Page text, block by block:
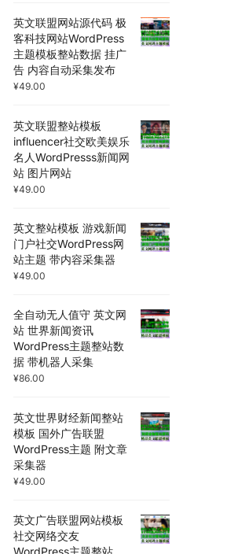
英文联盟网站源代码 极
客科技网站WordPress
主题模板整站数据 挂广
告 内容自动采集发布
¥49.00
英文联盟整站模板
influencer社交欧美娱乐
名人WordPresss新闻网
站 图片网站
¥49.00
英文整站模板 游戏新闻
门户社交WordPress网
站主题 带内容采集器
¥49.00
全自动无人值守 英文网
站 世界新闻资讯
WordPress主题整站数
据 带机器人采集
¥86.00
英文世界财经新闻整站
模板 国外广告联盟
WordPress主题 附文章
采集器
¥49.00
英文广告联盟网站模板
社交网络交友